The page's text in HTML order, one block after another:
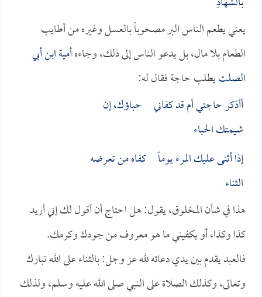
يعني يطعم الناس البر مصحوباً بالعسل وغيره من أطايب
الطعام بلا مال، بل يدعو الناس إلى ذلك، وجاءهأمية ابن أبي
الصلتيطلب حاجة فقال له:
أأذكر حاجتي أم قد كفاني حباؤك، إن
شيمتك الحباء
إذا أثنى عليك المرء يوماً كفاه من تعرضه
الثناء
هذا في شأن المخلوق، يقول: هل احتاج أن أقول لك إني أريد
كذا وكذا، أو يكفيني ما هو معروف من جودك وكرمك.
فالعبد يقدم بين يدي دعائه لله عز وجل: بالثناء على الله تبارك
وتعالى، وكذلك الصلاة على النبي صلى الله عليه وسلم، ولذلك